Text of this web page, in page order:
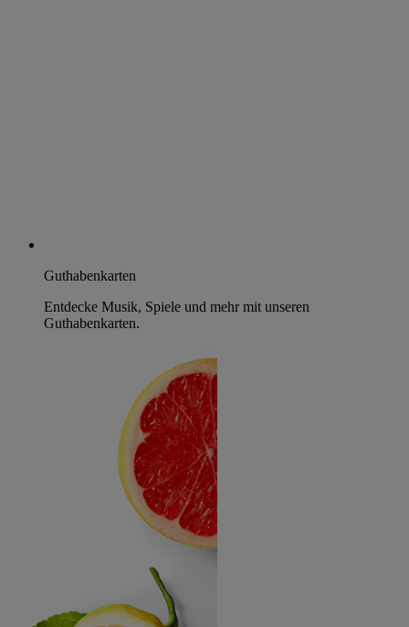
Guthabenkarten
Entdecke Musik, Spiele und mehr mit unseren
Guthabenkarten.